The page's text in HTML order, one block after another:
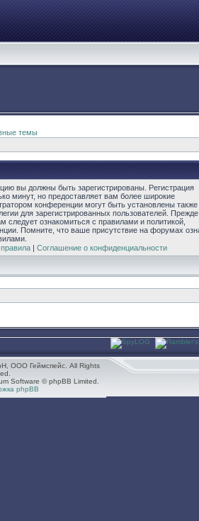
темы
вы должны быть зарегистрированы. Регистрация
минут, но предоставляет вам более широкие
конференции могут быть установлены также
для зарегистрированных пользователей.
следует ознакомиться с правилами и политикой,
Помните, что ваше присутствие на форумах
| Соглашение о конфиденциальности
ООО Геймспейс. All Rights
Software © phpBB Limited.
phpBB